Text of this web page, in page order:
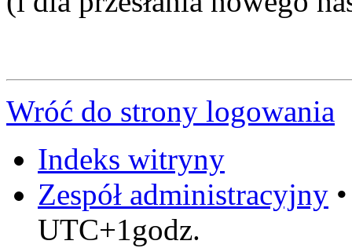
Wróć do strony logowania
Indeks witryny
Zespół administracyjny
UTC+1godz.